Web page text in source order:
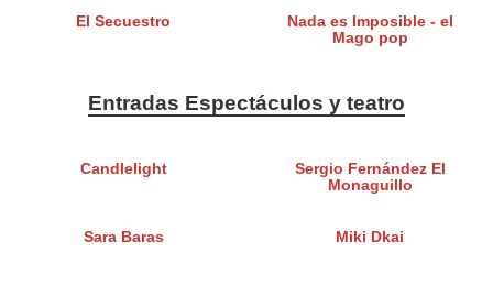
El Secuestro
Nada es Imposible - el
Mago pop
Entradas Espectáculos y teatro
Candlelight
Sergio Fernández El
Monaguillo
Sara Baras Miki Dkai